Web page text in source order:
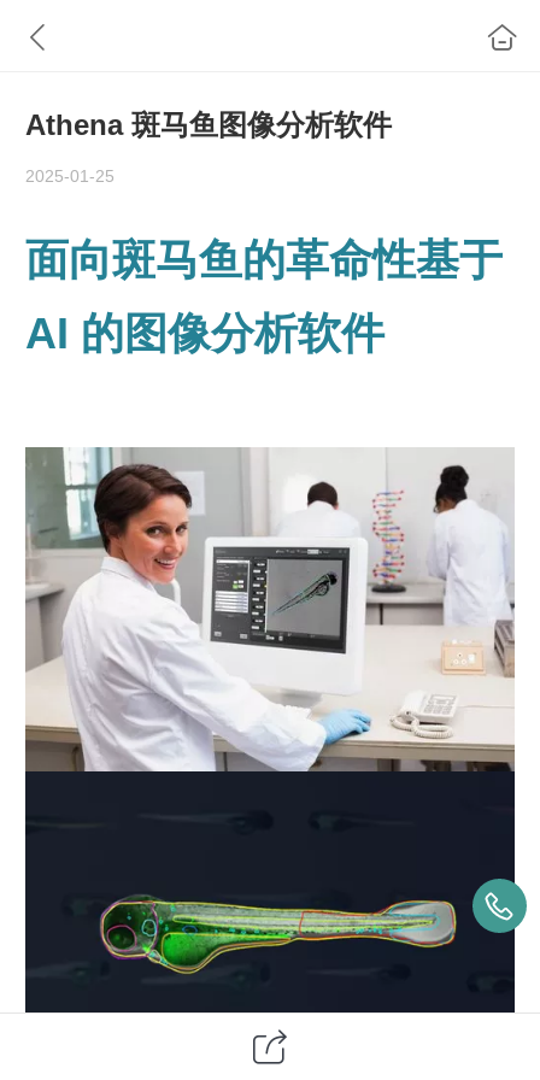
Athena 斑马鱼图像分析软件
2025-01-25
面向斑马鱼的革命性基于
AI 的图像分析软件